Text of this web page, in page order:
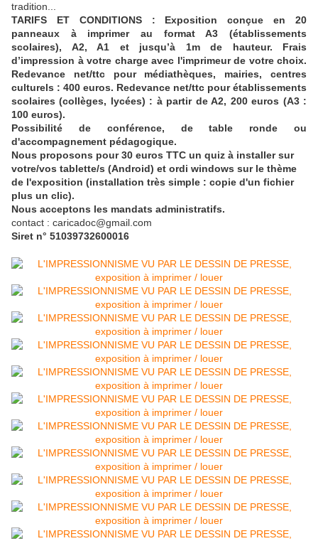
tradition...
TARIFS ET CONDITIONS : Exposition conçue en 20
panneaux à imprimer au format A3 (établissements
scolaires), A2, A1 et jusqu’à 1m de hauteur. Frais
d’impression à votre charge avec l'imprimeur de votre choix.
Redevance net/ttc pour médiathèques, mairies, centres
culturels : 400 euros. Redevance net/ttc pour établissements
scolaires (collèges, lycées) : à partir de A2, 200 euros (A3 :
100 euros).
Possibilité de conférence, de table ronde ou
d'accompagnement pédagogique.
Nous proposons pour 30 euros TTC un quiz à installer sur
votre/vos tablette/s (Android) et ordi windows sur le thème
de l'exposition (installation très simple : copie d'un fichier
plus un clic).
Nous acceptons les mandats administratifs.
contact : caricadoc@gmail.com
Siret n° 51039732600016